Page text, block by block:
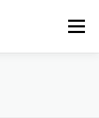
メニュー